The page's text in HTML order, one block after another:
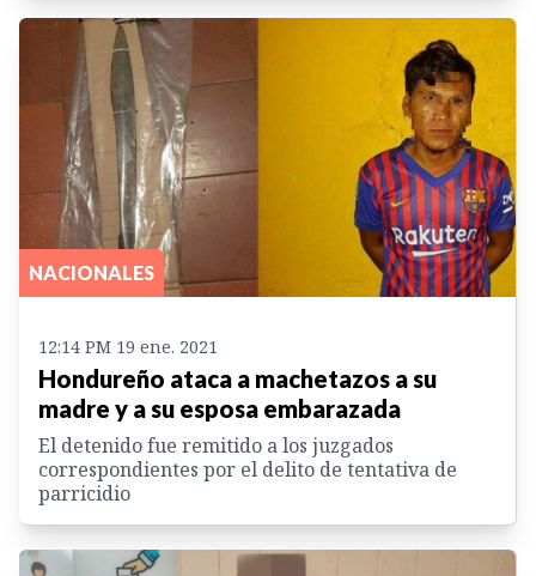
NACIONALES
12:14 PM 19 ene. 2021
Hondureño ataca a machetazos a su
madre y a su esposa embarazada
El detenido fue remitido a los juzgados
correspondientes por el delito de tentativa de
parricidio